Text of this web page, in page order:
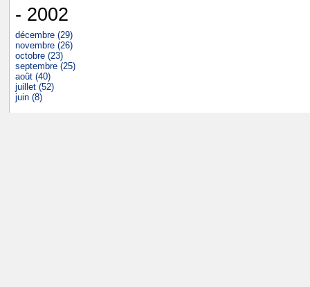
- 2002
décembre (29)
novembre (26)
octobre (23)
septembre (25)
août (40)
juillet (52)
juin (8)